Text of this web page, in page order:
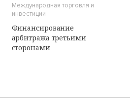
Международная торговля и
инвестиции
Финансирование
арбитража третьими
сторонами